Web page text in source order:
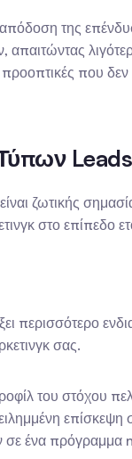
της
απαιτώντας
που
Leads
είναι ζωτικής
στο επίπεδο
περισσότερο
σας.
του στόχου
ένα πρόγραμμα